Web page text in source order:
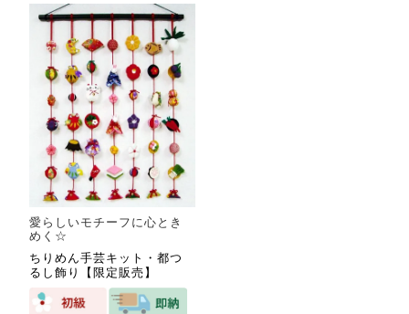
愛らしいモチーフに心とき
めく☆
ちりめん手芸キット・都つ
るし飾り【限定販売】